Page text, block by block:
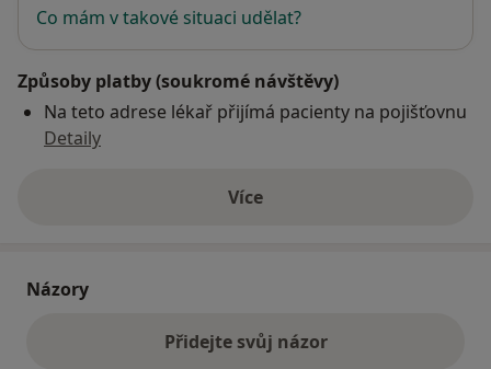
Co mám v takové situaci udělat?
Způsoby platby (soukromé návštěvy)
Na teto adrese lékař přijímá pacienty na pojišťovnu
Detaily
Víceo adrese
Názory
Přidejte svůj názor